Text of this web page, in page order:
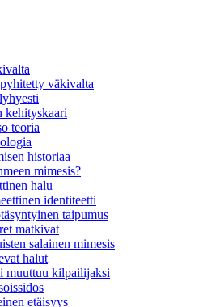
väkivalta
kehityskaari
teoria
historiaa
mimesis?
halu
identiteetti
taipumus
matkivat
salainen mimesis
halut
muuttuu kilpailijaksi
etäisyys